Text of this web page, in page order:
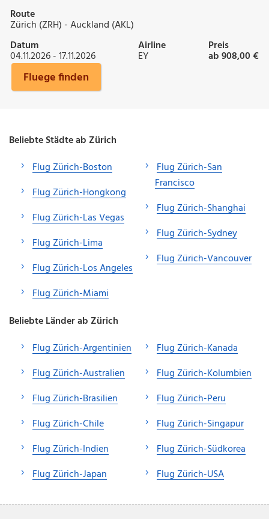
Route
Zürich (ZRH) - Auckland (AKL)
Datum
04.11.2026 - 17.11.2026
Airline
EY
Preis
ab 908,00 €
Fluege finden
Beliebte Städte ab Zürich
Flug Zürich-Boston
Flug Zürich-Hongkong
Flug Zürich-Las Vegas
Flug Zürich-Lima
Flug Zürich-Los Angeles
Flug Zürich-Miami
Flug Zürich-San
Francisco
Flug Zürich-Shanghai
Flug Zürich-Sydney
Flug Zürich-Vancouver
Beliebte Länder ab Zürich
Flug Zürich-Argentinien
Flug Zürich-Australien
Flug Zürich-Brasilien
Flug Zürich-Chile
Flug Zürich-Indien
Flug Zürich-Japan
Flug Zürich-Kanada
Flug Zürich-Kolumbien
Flug Zürich-Peru
Flug Zürich-Singapur
Flug Zürich-Südkorea
Flug Zürich-USA